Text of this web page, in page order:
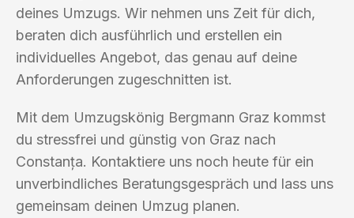
deines Umzugs. Wir nehmen uns Zeit für dich,
beraten dich ausführlich und erstellen ein
individuelles Angebot, das genau auf deine
Anforderungen zugeschnitten ist.
Mit dem Umzugskönig Bergmann Graz kommst
du stressfrei und günstig von Graz nach
Constanța. Kontaktiere uns noch heute für ein
unverbindliches Beratungsgespräch und lass uns
gemeinsam deinen Umzug planen.